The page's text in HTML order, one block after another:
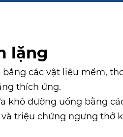
lặng
các vật liệu mềm,
thích ứng.
khô đường uống bằng
triệu chứng ngưng thở